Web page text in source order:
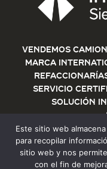
Vendemos
marca
servicio
solución
Este sitio web
para recopilar
sitio web y nos
con el fin de